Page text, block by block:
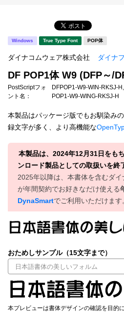
新着一覧
マイページ
ご利用ガイド
お問い合わせ
タイプフェイス
明朝体
宋朝体
草書体
江戸文字
すべてを
太さ・ウェイト
セット or 単体
Windows True Type Font POP体
ダイナコムウェア株式会社 ダイナ
DF POP1体 W9 (DFP～/
PostScriptフォ
ント名：
DFPOP1-W9-WIN-RKSJ-
POP1-W9-WING-RKSJ-H
本製品はパッケージ版でもお馴染み
録文字が多く、より高機能な
本製品は、2024年12月31日をも
ンロード製品としての取扱いを終
2025年以降は、本書体を含むダ
が年間契約でお好きなだけ使える
DynaSmartでご利用いただけます
おためしサンプル（15文字まで）
本プレビューは書体デザインの確認を目的